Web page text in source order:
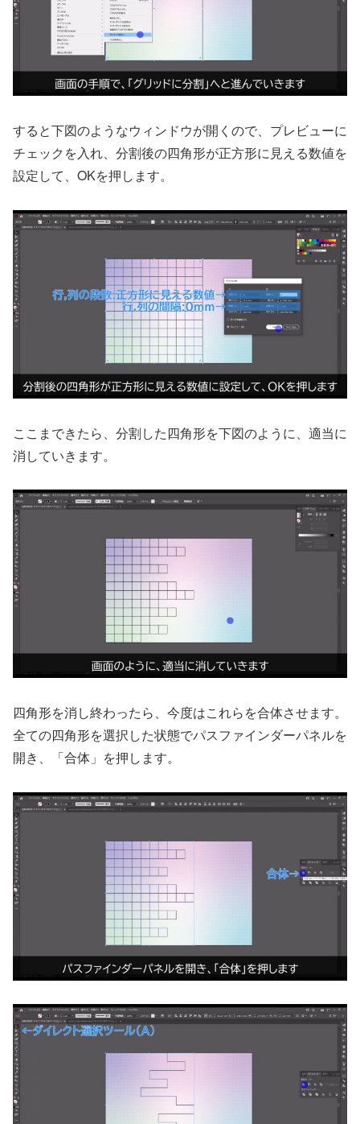
すると下図のようなウィンドウが開くので、プレビューに
チェックを入れ、分割後の四角形が正方形に見える数値を
設定して、OKを押します。
ここまできたら、分割した四角形を下図のように、適当に
消していきます。
四角形を消し終わったら、今度はこれらを合体させます。
全ての四角形を選択した状態でパスファインダーパネルを
開き、「合体」を押します。